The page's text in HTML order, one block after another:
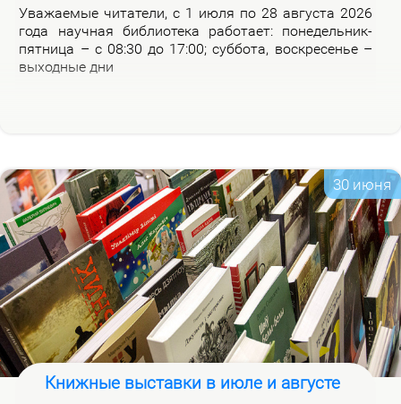
Ува­жа­е­мые чи­та­те­ли, с 1 июля по 28 ав­гу­ста 2026
го­да на­уч­ная биб­лио­те­ка ра­бо­та­ет: по­не­дель­ник-
пят­ни­ца – с 08:30 до 17:00; суб­бо­та, вос­кре­се­нье –
вы­ход­ные дни
30 июня
Книжные выставки в июле и августе